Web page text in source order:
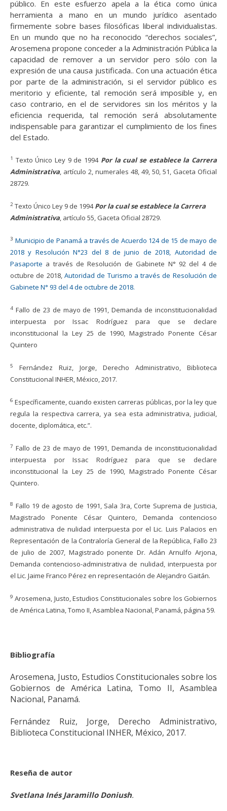
público. En este esfuerzo apela a la ética como única
herramienta a mano en un mundo jurídico asentado
firmemente sobre bases filosóficas liberal individualistas.
En un mundo que no ha reconocido “derechos sociales”,
Arosemena propone conceder a la Administración Pública la
capacidad de remover a un servidor pero sólo con la
expresión de una causa justificada.. Con una actuación ética
por parte de la administración, si el servidor público es
meritorio y eficiente, tal remoción será imposible y, en
caso contrario, en el de servidores sin los méritos y la
eficiencia requerida, tal remoción será absolutamente
indispensable para garantizar el cumplimiento de los fines
del Estado.
1 Texto Único Ley 9 de 1994 Por la cual se establece la Carrera
Administrativa, artículo 2, numerales 48, 49, 50, 51, Gaceta Oficial
28729.
2 Texto Único Ley 9 de 1994Por la cualse establece la Carrera
Administrativa, artículo 55, Gaceta Oficial 28729.
3 Municipio de Panamá a través de Acuerdo 124 de 15 de mayo de
2018 y Resolución N°23 del 8 de junio de 2018, Autoridad de
Pasaporte a través de Resolución de Gabinete N° 92 del 4 de
octubre de 2018, Autoridad de Turismo a través de Resolución de
Gabinete N° 93 del 4 de octubre de 2018.
4 Fallo de 23 de mayo de 1991, Demanda de inconstitucionalidad
interpuesta por Issac Rodríguez para que se declare
inconstitucional la Ley 25 de 1990, Magistrado Ponente César
Quintero
5
Fernández Ruiz, Jorge, Derecho Administrativo, Biblioteca
Constitucional INHER, México, 2017.
6Específicamente, cuando existen carreras públicas, por la ley que
regula la respectiva carrera, ya sea esta administrativa, judicial,
docente, diplomática, etc.”.
7 Fallo de 23 de mayo de 1991, Demanda de inconstitucionalidad
interpuesta por Issac Rodríguez para que se declare
inconstitucional la Ley 25 de 1990, Magistrado Ponente César
Quintero.
8 Fallo 19 de agosto de 1991, Sala 3ra, Corte Suprema de Justicia,
Magistrado Ponente César Quintero, Demanda contencioso
administrativa de nulidad interpuesta por el Lic. Luis Palacios en
Representación de la Contraloría General de la República, Fallo 23
de julio de 2007, Magistrado ponente Dr. Adán Arnulfo Arjona,
Demanda contencioso-administrativa de nulidad, interpuesta por
el Lic. Jaime Franco Pérez en representación de Alejandro Gaitán.
9 Arosemena, Justo, Estudios Constitucionales sobre los Gobiernos
de América Latina, Tomo II, Asamblea Nacional, Panamá, página 59.
Bibliografía
Arosemena, Justo, Estudios Constitucionales sobre los
Gobiernos de América Latina, Tomo II, Asamblea
Nacional, Panamá.
Fernández Ruiz, Jorge, Derecho Administrativo,
Biblioteca Constitucional INHER, México, 2017.
Reseña de autor
Svetlana Inés Jaramillo Doniush.